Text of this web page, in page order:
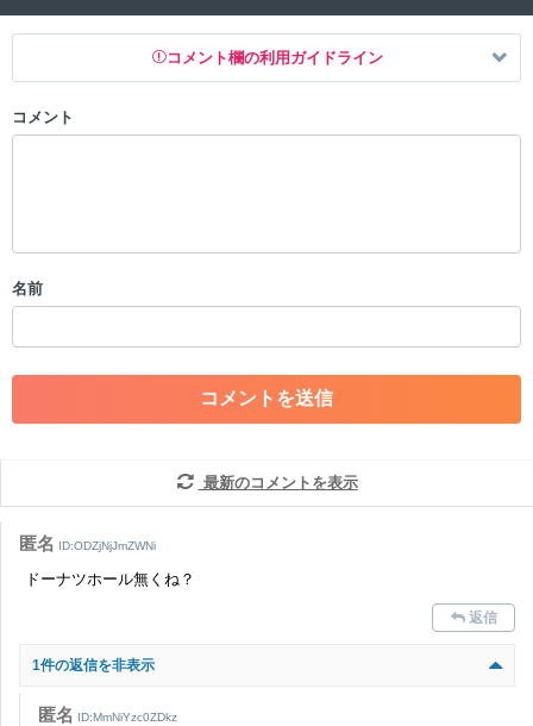
コメント欄の利用ガイドライン
以下の書き込みを禁止とし、場合によってはコメント削除や書き込み制
・一度削除された投稿を再び投稿すること
・アカウントの売買など金銭が絡む内容の投稿
・各ゲームのネタバレを含む内容の投稿
・その他、管理者が不適切と判断した投稿
コメントの削除を申請する※投稿内容を確認後、順次対応さ
せていただきます。ご了承ください。
さい。
また、過度な利用規約の違反や、弊社に損害の及ぶ内容の書き込みがあ
かじめご理解くださいませ。
コメント
名前
最新のコメントを表示
匿名 ID:ODZjNjJmZWNi
ドーナツホール無くね？
返信
1件の返信を非表示
匿名 ID:MmNiYzc0ZDkz